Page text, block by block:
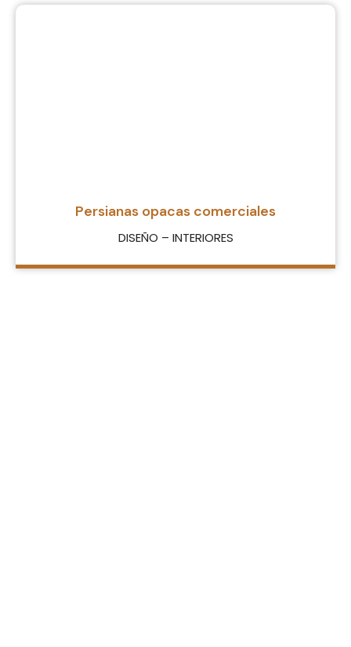
Persianas opacas comerciales
DISEÑO – INTERIORES